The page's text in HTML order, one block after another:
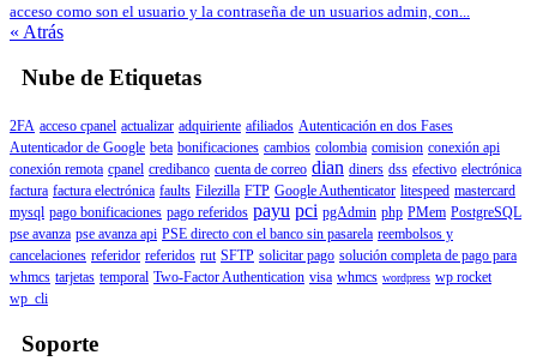
acceso como son el usuario y la contraseña de un usuarios admin, con...
« Atrás
Nube de Etiquetas
2FA acceso cpanel actualizar adquiriente afiliados Autenticación en dos Fases
Autenticador de Google beta bonificaciones cambios colombia comision conexión api
conexión remota cpanel credibanco cuenta de correo dian diners dss efectivo electrónica
factura factura electrónica faults Filezilla FTP Google Authenticator litespeed mastercard
mysql pago bonificaciones pago referidos payu pci pgAdmin php PMem PostgreSQL
pse avanza pse avanza api PSE directo con el banco sin pasarela reembolsos y
cancelaciones referidor referidos rut SFTP solicitar pago solución completa de pago para
whmcs tarjetas temporal Two-Factor Authentication visa whmcs wordpress wp rocket
wp_cli
Soporte